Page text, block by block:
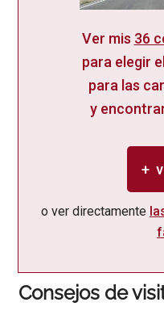
Ver mis 36
para elegir
para las
y
+
o ver directamente
Consejos de